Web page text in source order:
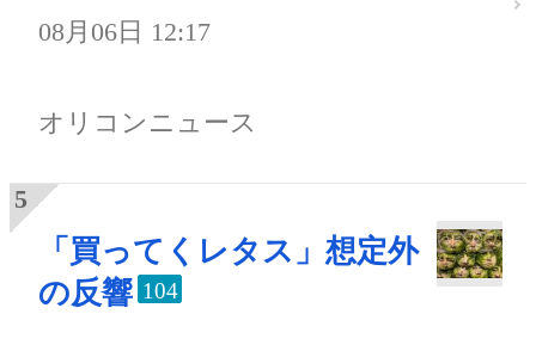
08月06日 12:17
オリコンニュース
「買ってくレタス」想定外
の反響 104